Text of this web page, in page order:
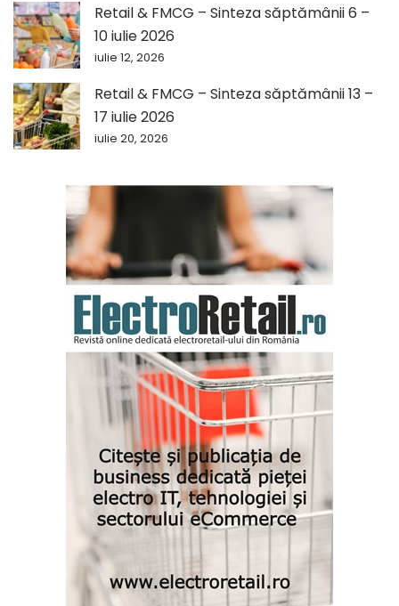
Retail & FMCG – Sinteza săptămânii 6 –
10 iulie 2026
iulie 12, 2026
Retail & FMCG – Sinteza săptămânii 13 –
17 iulie 2026
iulie 20, 2026